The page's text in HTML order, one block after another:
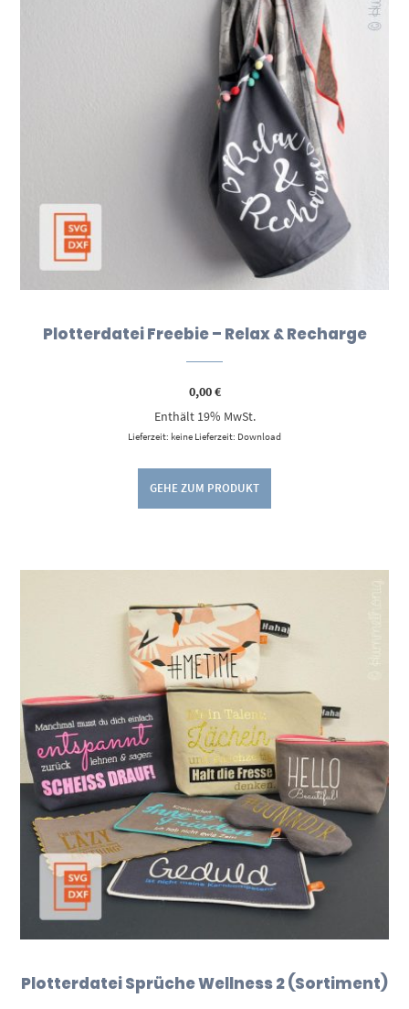
Plotterdatei Freebie – Relax & Recharge
0,00€
Enthält 19% MwSt.
Lieferzeit: keine Lieferzeit: Download
GEHE ZUM PRODUKT
Plotterdatei Sprüche Wellness 2 (Sortiment)